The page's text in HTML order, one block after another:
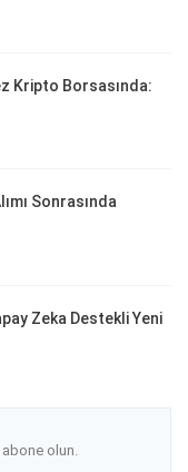
Kripto Borsasında:
Sonrasında
Zeka Destekli Yeni
olun.